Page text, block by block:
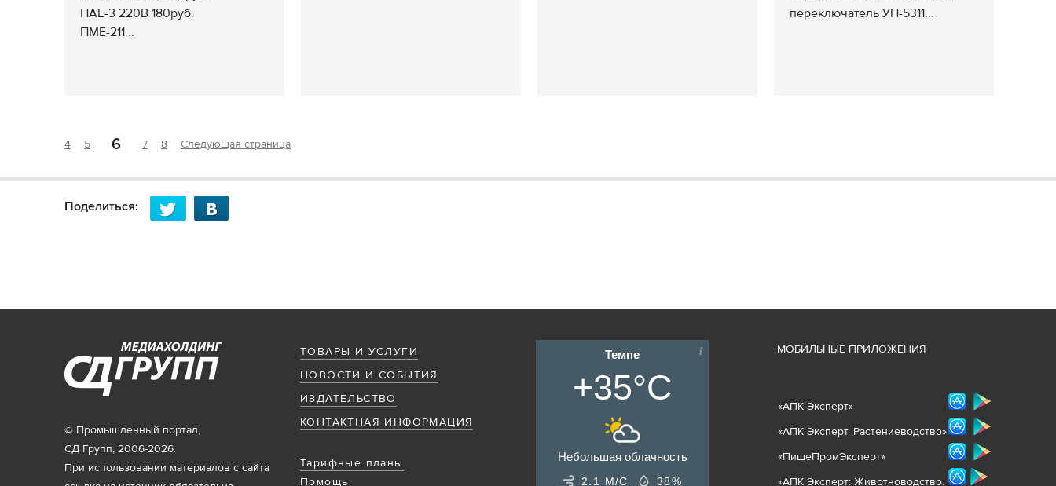
ПАЕ-3 220В 180руб.
ПМЕ-211...
переключатель УП-5311...
4 5 6 7 8 Следующая страница
Поделиться:
ТОВАРЫ И УСЛУГИ
НОВОСТИ И СОБЫТИЯ
ИЗДАТЕЛЬСТВО
КОНТАКТНАЯ ИНФОРМАЦИЯ
Тарифные планы
Помощь
© Промышленный портал,
СД Групп, 2006-2026.
При использовании материалов с сайта
Темпе
+35°C
Небольшая облачность
2.1 М/С 38%
МОБИЛЬНЫЕ ПРИЛОЖЕНИЯ
«АПК Эксперт»
«АПК Эксперт. Растениеводство»
«ПищеПромЭксперт»
«АПК Эксперт: Животноводство.